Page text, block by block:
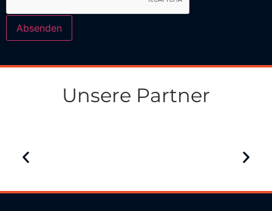
Absenden
Unsere Partner